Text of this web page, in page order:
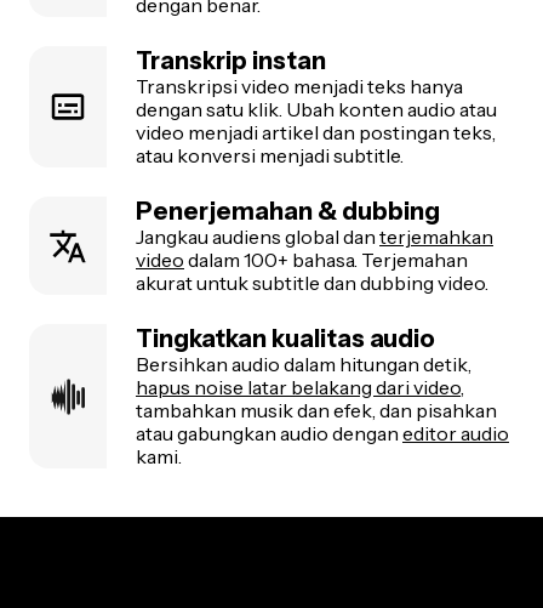
dengan benar.
Transkrip instan
Transkripsi video menjadi teks hanya
dengan satu klik. Ubah konten audio atau
video menjadi artikel dan postingan teks,
atau konversi menjadi subtitle.
Penerjemahan & dubbing
Jangkau audiens global dan terjemahkan
video dalam 100+ bahasa. Terjemahan
akurat untuk subtitle dan dubbing video.
Tingkatkan kualitas audio
Bersihkan audio dalam hitungan detik,
hapus noise latar belakang dari video,
tambahkan musik dan efek, dan pisahkan
atau gabungkan audio dengan editor audio
kami.